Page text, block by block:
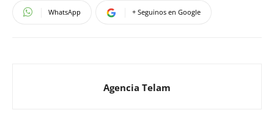
WhatsApp + Seguinos en Google
Agencia Telam